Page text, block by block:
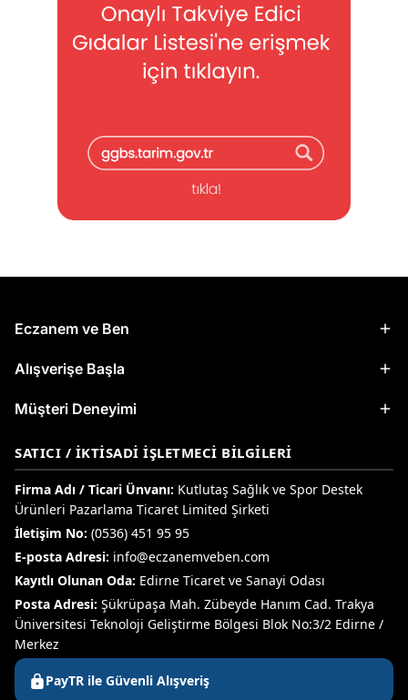
Eczanem ve Ben
Alışverişe Başla
Müşteri Deneyimi
SATICI / İKTISADI İŞLETMECI BILGILERI
Firma Adı / Ticari Ünvanı: Kutlutaş Sağlık ve Spor Destek
Ürünleri Pazarlama Ticaret Limited Şirketi
İletişim No: (0536) 451 95 95
E-posta Adresi: info@eczanemveben.com
Kayıtlı Olunan Oda: Edirne Ticaret ve Sanayi Odası
Posta Adresi: Şükrüpaşa Mah. Zübeyde Hanım Cad. Trakya
Üniversitesi Teknoloji Geliştirme Bölgesi Blok No:3/2 Edirne /
Merkez
PayTR ile Güvenli Alışveriş